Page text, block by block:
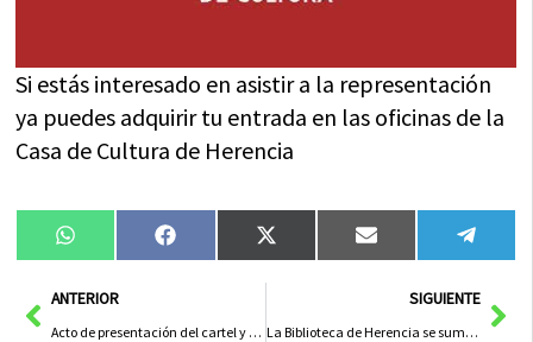
Si estás interesado en asistir a la representación
ya puedes adquirir tu entrada en las oficinas de la
Casa de Cultura de Herencia
Compartir
en
WhatsAppCompartir
en
FacebookCompartir
en
X
(Twitter)
Compartir
en
Email
en
AntANTERIOR
Acto de presentación del cartel y programación del centenario de la hermandad de San José
SIGUIENTE
La Biblioteca de Herencia se suma al fenómeno «Bookface»